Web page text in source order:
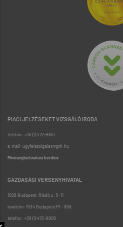
PIACI JELZÉSEKET VIZSGÁLÓ IRODA
telefon: +36 (1) 472-8851
e-mail: ugyfelszolgalat@gvh.hu
Minőségbiztosítási kérdőív
GAZDASÁGI VERSENYHIVATAL
1026 Budapest, Riadó u. 5-11.
levélcím: 1534 Budapest Pf.: 958
telefon: +36 (1) 472-8900